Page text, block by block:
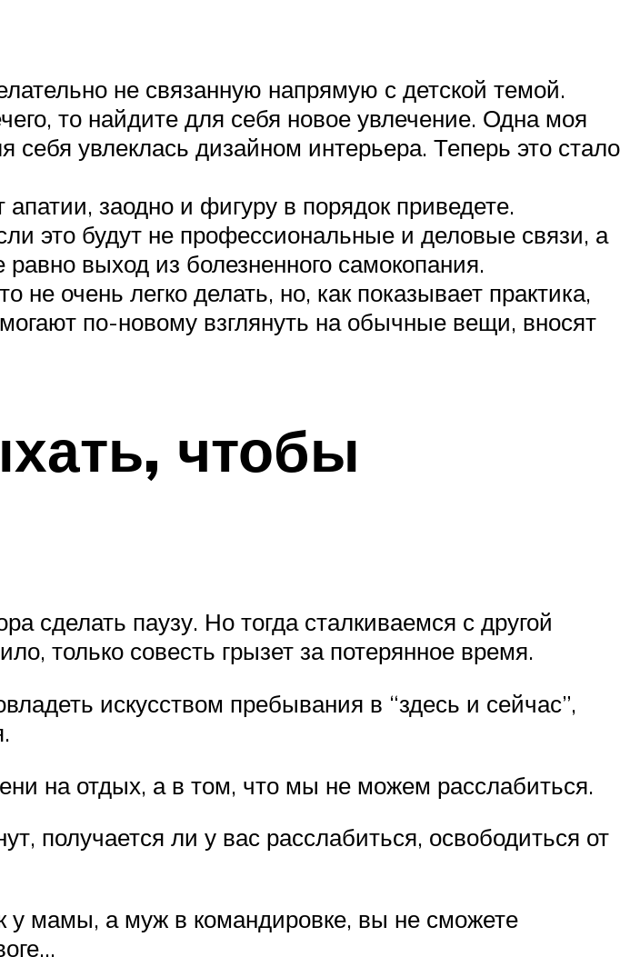
не связанную напрямую с детской темой.
то найдите для себя новое увлечение. Одна моя
себя увлеклась дизайном интерьера. Теперь это стало
заодно и фигуру в порядок приведете.
это будут не профессиональные и деловые связи, а
выход из болезненного самокопания.
очень легко делать, но, как показывает практика,
по-новому взглянуть на обычные вещи, вносят
чтобы
сделать паузу. Но тогда сталкиваемся с другой
только совесть грызет за потерянное время.
искусством пребывания в “здесь и сейчас”,
на отдых, а в том, что мы не можем расслабиться.
получается ли у вас расслабиться, освободиться от
у мамы, а муж в командировке, вы не сможете